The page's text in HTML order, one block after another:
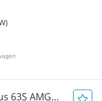
63S AMG